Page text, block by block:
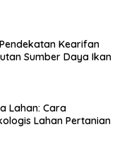
Kearifan
Sumber Daya Ikan
Lahan: Cara
Lahan Pertanian